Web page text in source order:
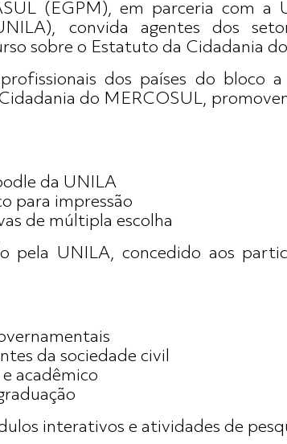
(EGPM), em parceria com a
convida agentes dos
sobre o Estatuto da Cidadania
dos países do bloco
do MERCOSUL,
da UNILA
para impressão
de múltipla escolha
pela UNILA, concedido aos
da sociedade civil
acadêmico
interativos e atividades de